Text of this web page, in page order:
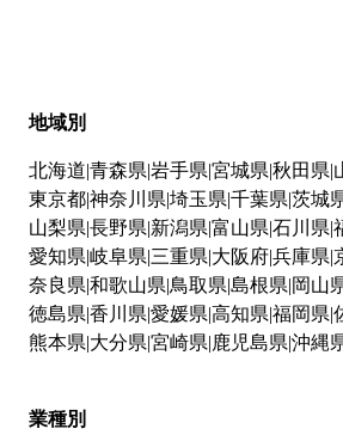
地域別
北海道 青森県 岩手県 宮城県 秋田県
東京都神奈川県 埼玉県 千葉県 茨城
山梨県 長野県 新潟県 富山県 石川県
愛知県 岐阜県 三重県 大阪府兵庫県
奈良県 和歌山県 鳥取県 島根県 岡山
徳島県 香川県 愛媛県 高知県 福岡県
熊本県 大分県 宮崎県 鹿児島県 沖縄
業種別